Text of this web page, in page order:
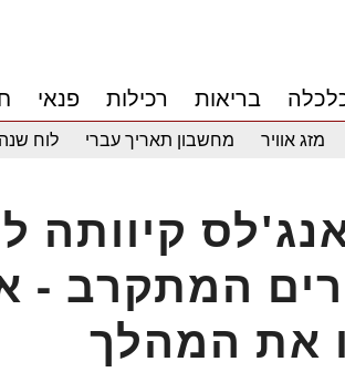
בריאות רכילות פנאי
מזג אוויר מחשבון תאריך עברי לוח שנה
קיוותה
המתקרב -
את המהלך